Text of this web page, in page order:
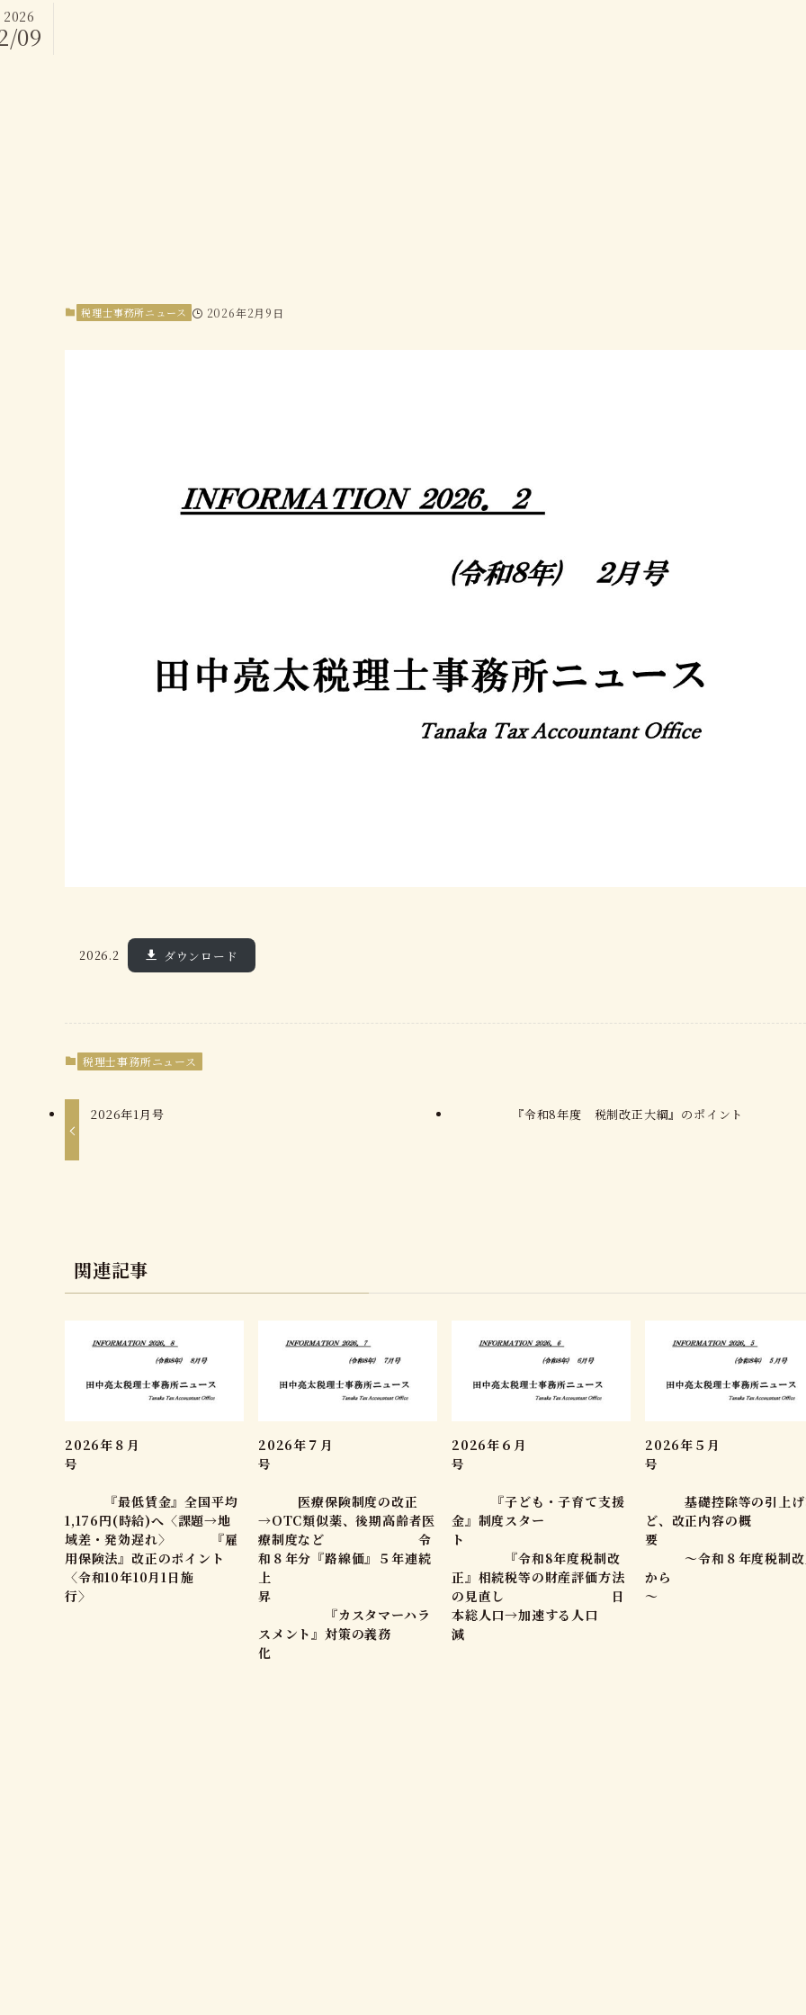
2026
09
税理士事務所ニュース 2026年2月9日
2026.2 ダウンロード
税理士事務所ニュース
2026年1月号 『令和8年度 税制改
関連記事
2026年８月
号
『最低賃金』全国平均
1,176円(時給)へ〈課題→地
域差・発効遅れ〉 『雇
用保険法』改正のポイント
〈令和10年10月1日施
行〉
2026年７月
号
医療保険制度の改正
→OTC類似薬、後期高齢者医
療制度など 令
和８年分『路線価』５年連続
上
昇
『カスタマーハラ
スメント』対策の義務
化
2026年６月
号
『子ども・子育て支援
金』制度スター
ト
『令和8年度税制改
正』相続税等の財産評価方法
の見直し 日
本総人口→加速する人口
減
2026年５月
基礎控除等の引上げ
ど、改正内容の概
～令和８年度税制改
から